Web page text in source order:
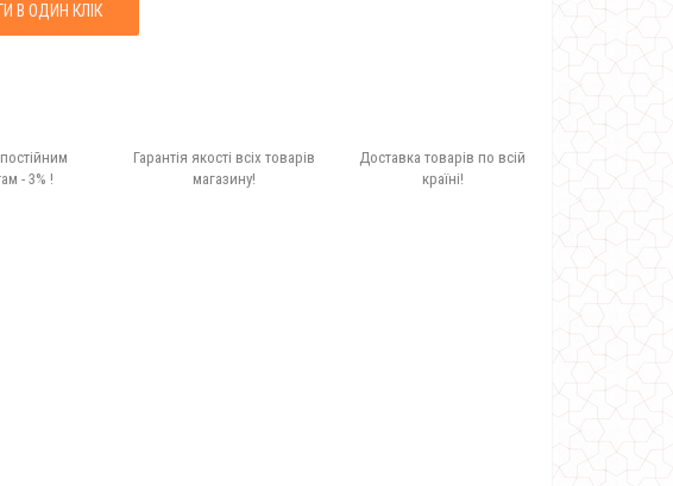
В ОДИН КЛІК
- 3% !
Гарантія якості всіх товарів
магазину!
Доставка товарів по всій
країні!